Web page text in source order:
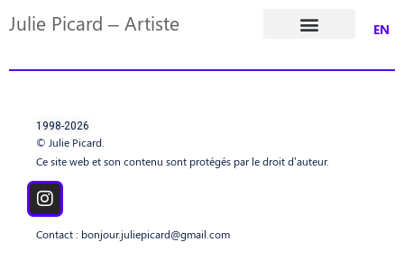
Julie Picard – Artiste EN
© Julie Picard.
Ce site web et son contenu sont protégés par le droit d’auteur.
1998-2026
Contact : bonjour.juliepicard@gmail.com